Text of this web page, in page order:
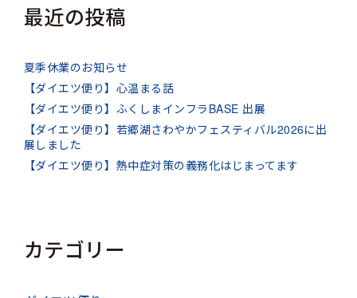
最近の投稿
夏季休業のお知らせ
【ダイエツ便り】心温まる話
【ダイエツ便り】ふくしまインフラBASE 出展
【ダイエツ便り】若郷湖さわやかフェスティバル2026に出
展しました
【ダイエツ便り】熱中症対策の義務化はじまってます
カテゴリー